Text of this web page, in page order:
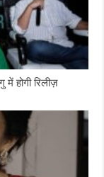
होगी रिलीज़